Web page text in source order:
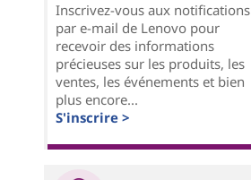
Inscrivez-vous aux notifications
par e-mail de Lenovo pour
recevoir des informations
précieuses sur les produits, les
ventes, les événements et bien
plus encore...
S'inscrire >